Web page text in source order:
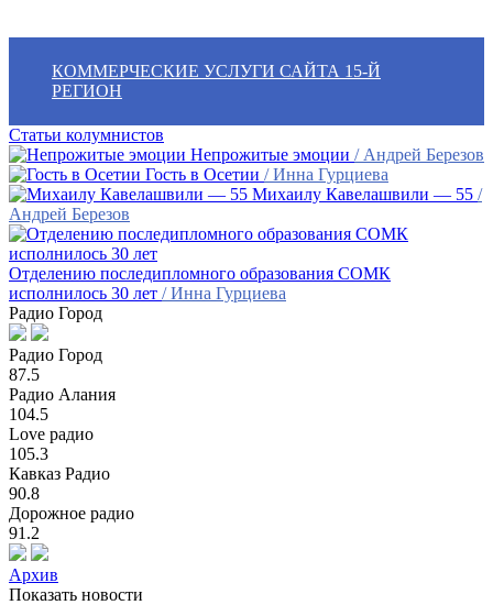
КОММЕРЧЕСКИЕ УСЛУГИ САЙТА 15-Й
РЕГИОН
Статьи колумнистов
Непрожитые эмоции / Андрей Березов
Гость в Осетии / Инна Гурциева
Михаилу Кавелашвили — 55 /
Андрей Березов
Отделению последипломного образования СОМК
исполнилось 30 лет / Инна Гурциева
Радио Город
Радио Город
87.5
Радио Алания
104.5
Love радио
105.3
Кавказ Радио
90.8
Дорожное радио
91.2
Архив
Показать новости